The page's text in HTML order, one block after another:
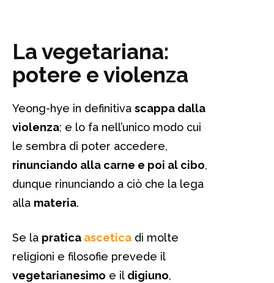
La vegetariana:
potere e violenza
Yeong-hye in definitiva scappa dalla
violenza; e lo fa nell’unico modo cui
le sembra di poter accedere,
rinunciando alla carne e poi al cibo,
dunque rinunciando a ciò che la lega
alla materia.
Se la pratica ascetica di molte
religioni e filosofie prevede il
vegetarianesimo e il digiuno,